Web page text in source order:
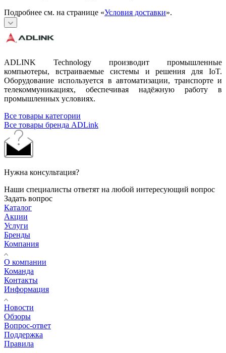
Подробнее см. на странице «Условия доставки».
ADLINK Technology производит промышленные
компьютеры, встраиваемые системы и решения для IoT.
Оборудование используется в автоматизации, транспорте и
телекоммуникациях, обеспечивая надёжную работу в
промышленных условиях.
Все товары категории
Все товары бренда ADLink
Нужна консультация?
Наши специалисты ответят на любой интересующий вопрос
Задать вопрос
Каталог
Акции
Услуги
Бренды
Компания
О компании
Команда
Контакты
Информация
Новости
Обзоры
Вопрос-ответ
Поддержка
Правила